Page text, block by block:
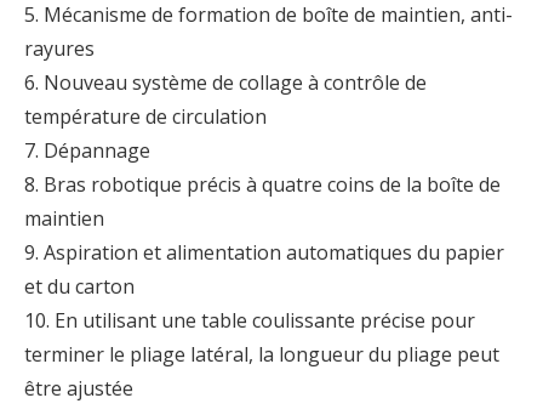
5. Mécanisme de formation de boîte de maintien, anti-
rayures
6. Nouveau système de collage à contrôle de
température de circulation
7. Dépannage
8. Bras robotique précis à quatre coins de la boîte de
maintien
9. Aspiration et alimentation automatiques du papier
et du carton
10. En utilisant une table coulissante précise pour
terminer le pliage latéral, la longueur du pliage peut
être ajustée